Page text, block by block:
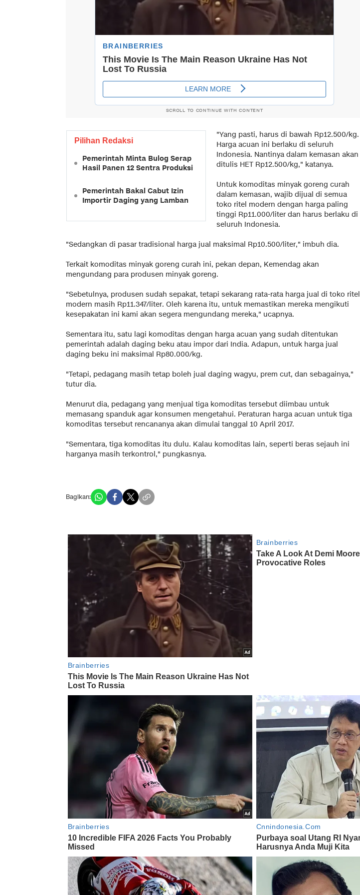
SCROLL TO CONTINUE WITH CONTENT
Pilihan Redaksi
Pemerintah Minta Bulog Serap
Hasil Panen 12 Sentra Produksi
Pemerintah Bakal Cabut Izin
Importir Daging yang Lamban
"Yang pasti, harus di bawah Rp12.500/kg.
Harga acuan ini berlaku di seluruh
Indonesia. Nantinya dalam kemasan akan
ditulis HET Rp12.500/kg," katanya.
Untuk komoditas minyak goreng curah
dalam kemasan, wajib dijual di semua
toko ritel modern dengan harga paling
tinggi Rp11.000/liter dan harus berlaku di
seluruh Indonesia.
"Sedangkan di pasar tradisional harga jual maksimal Rp10.500/liter," imbuh dia.
Terkait komoditas minyak goreng curah ini, pekan depan, Kemendag akan
mengundang para produsen minyak goreng.
"Sebetulnya, produsen sudah sepakat, tetapi sekarang rata-rata harga jual di toko ritel
modern masih Rp11.347/liter. Oleh karena itu, untuk memastikan mereka mengikuti
kesepakatan ini kami akan segera mengundang mereka," ucapnya.
Sementara itu, satu lagi komoditas dengan harga acuan yang sudah ditentukan
pemerintah adalah daging beku atau impor dari India. Adapun, untuk harga jual
daging beku ini maksimal Rp80.000/kg.
"Tetapi, pedagang masih tetap boleh jual daging wagyu, prem cut, dan sebagainya,"
tutur dia.
Menurut dia, pedagang yang menjual tiga komoditas tersebut diimbau untuk
memasang spanduk agar konsumen mengetahui. Peraturan harga acuan untuk tiga
komoditas tersebut rencananya akan dimulai tanggal 10 April 2017.
"Sementara, tiga komoditas itu dulu. Kalau komoditas lain, seperti beras sejauh ini
harganya masih terkontrol," pungkasnya.
Bagikan: